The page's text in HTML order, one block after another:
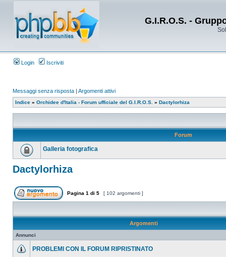
G.I.R.O.S. -
Login Iscriviti
Messaggi senza risposta | Argomenti attivi
Indice » Orchidee d'Italia - Forum ufficiale del G.I.R.O.S. » Dactylorhiza
Forum
Galleria fotografica
Dactylorhiza
Pagina 1 di 5 [ 102 argomenti ]
Argomenti
Annunci
PROBLEMI CON IL FORUM RIPRISTINATO